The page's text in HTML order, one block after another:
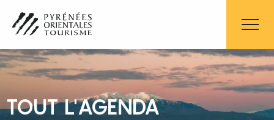
contenu
principal
TOUT L'AGENDA